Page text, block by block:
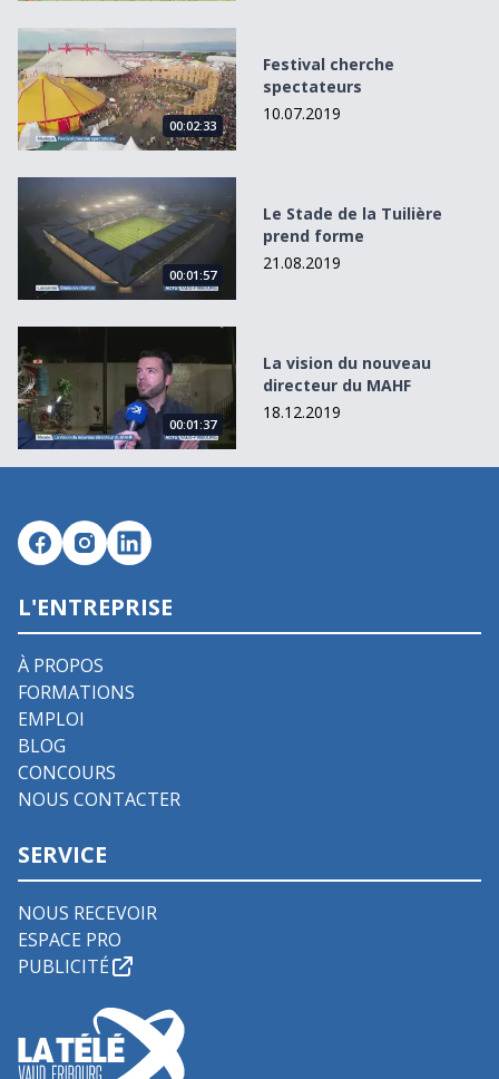
Festival cherche spectateurs
00:02:33
Festival cherche
spectateurs
10.07.2019
Le Stade de la Tuilière prend forme
00:01:57
Le Stade de la Tuilière
prend forme
21.08.2019
00:01:37
La vision du nouveau
directeur du MAHF
18.12.2019
L'ENTREPRISE
À PROPOS
FORMATIONS
EMPLOI
BLOG
CONCOURS
NOUS CONTACTER
SERVICE
NOUS RECEVOIR
ESPACE PRO
PUBLICITÉ